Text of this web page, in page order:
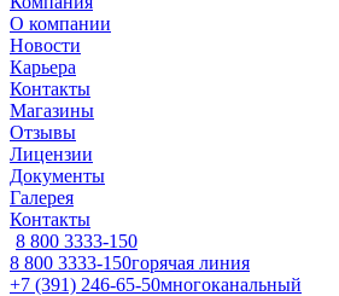
О компании
Новости
Карьера
Контакты
Магазины
Отзывы
Лицензии
Документы
Галерея
Контакты
8 800 3333-150
8 800 3333-150горячая линия
+7 (391) 246-65-50многоканальный